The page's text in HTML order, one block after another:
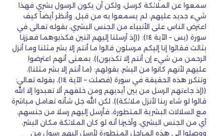
سمعوا عن الملائكة كرسل، ولكن أن يكون الرسول بشري فهذا
شيء جديد عليهم، لم يسمعوا به من قبل. وأنظر أيضاً كيف
اعترض الناس على الأنبياء من الجنس البشري، بقوله تعالى في
سورة (يس – الآية ١٤): ((إذ أرسلنا إليهم اثنين فكذبوهما فعززنا
بثالث فقالوا إنا إليكم مرسلون قالوا ما أنتم إلا بشر مثلنا وما أنزل
الرحمن من شيء إن أنتم إلا تكذبون))، بمعنى أنهم اعترضوا
عليهم لأنهم كانوا من البشر، بقولهم: (ما أنتم إلا بشر مثلنا)،
وتتكرر هذه الحقيقة في سورة (فصلت – الآية ١٤)، بقوله تعالى:
((إذ جاءتهم الرسل من بين أيديهم ومن خلفهم ألا تعبدوا إلا الله
قالوا لو شاء ربنا لأنزل ملائكة))، لكن الله جل شأنه تعامل مباشرة
مع السلالات البشرية المتطورة، فأرسل إليهم رسلا من جنسهم،
أي من الجنس البشري، وأخبرنا أنه لو كان الملائكة مكان البشر،
ووصلوا إلى هذه المراحل المتطورة لأرسل إليهم رسول من